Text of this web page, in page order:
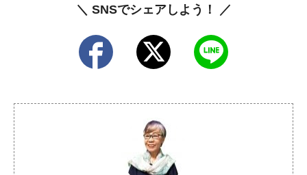
＼ SNSでシェアしよう！ ／